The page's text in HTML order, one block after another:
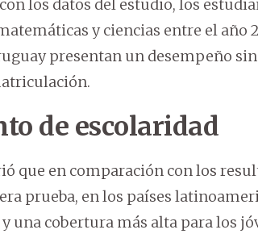
los datos del estudio, los
y ciencias entre el año
presentan un desempeño
de escolaridad
que en comparación con los
prueba, en los países
una cobertura más alta para los